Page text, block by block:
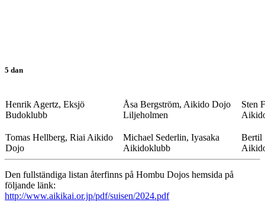
5 dan
Henrik Agertz, Eksjö
Budoklubb
Åsa Bergström, Aikido Dojo
Liljeholmen
Sten
Tomas Hellberg, Riai Aikido
Dojo
Michael Sederlin, Iyasaka
Aikidoklubb
Bertil
Den fullständiga listan återfinns på Hombu Dojos hemsida på
följande länk:
http://www.aikikai.or.jp/pdf/suisen/2024.pdf